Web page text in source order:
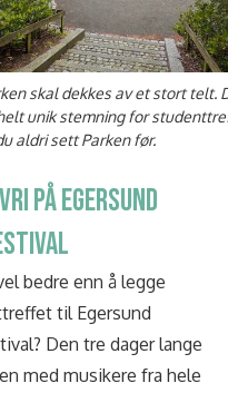
skal dekkes av et stort telt.
unik stemning for
aldri sett Parken før.
PÅ EGERSUND
bedre enn å legge
til Egersund
Den tre dager lange
med musikere fra hele